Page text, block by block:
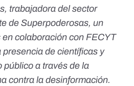
trabajadora del sector
de Superpoderosas, un
colaboración con FECYT
de científicas y
público a través de la
contra la desinformación.